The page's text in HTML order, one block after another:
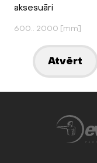
aksesuāri
600.. 2000 [mm]
Atvērt